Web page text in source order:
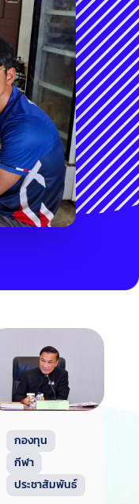
กองทุน
กีฬา
ประชาสัมพันธ์